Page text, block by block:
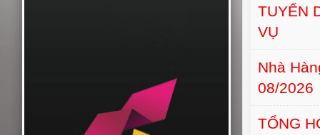
TUYỂN
VỤ
Nhà
08/2026
TỔNG